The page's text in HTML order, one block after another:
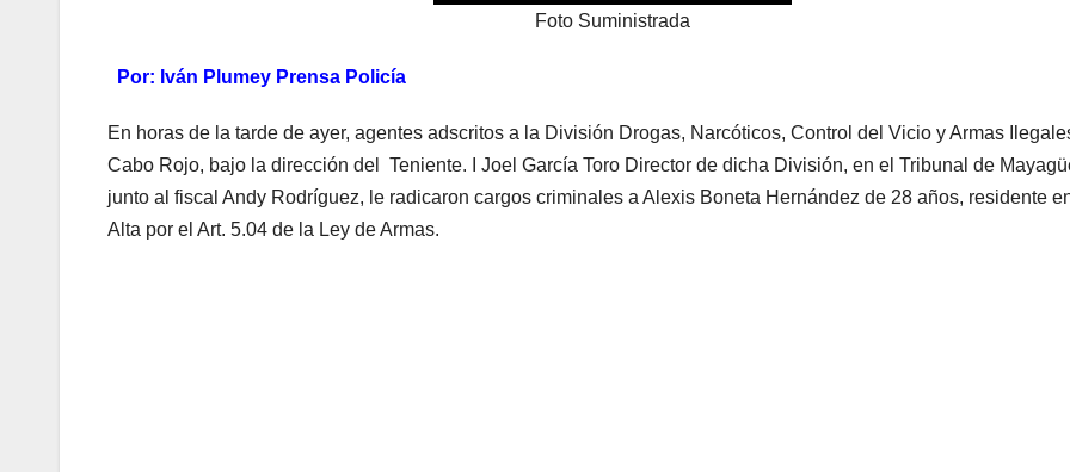
Foto Suministrada
Por: Iván Plumey Prensa Policía
En horas de la tarde de ayer, agentes adscritos a la División Drogas, Narcóticos, Control del Vicio y Armas
Cabo Rojo, bajo la dirección del Teniente. I Joel García Toro Director de dicha División, en el Tribunal de
junto al fiscal Andy Rodríguez, le radicaron cargos criminales a Alexis Boneta Hernández de 28 años, residente
Alta por el Art. 5.04 de la Ley de Armas.